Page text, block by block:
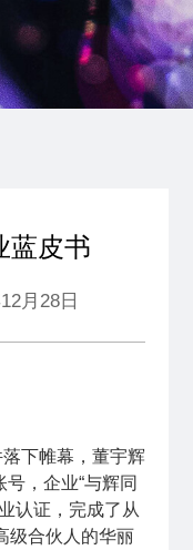
蓝皮书
月28日
落下帷幕，董宇辉
，企业“与辉同
认证，完成了从
级合伙人的华丽